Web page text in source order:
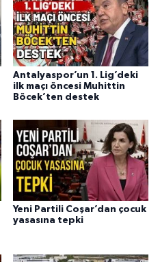
Antalyaspor’un 1. Lig’deki
ilk maçı öncesi Muhittin
Böcek’ten destek
Yeni Partili Coşar’dan çocuk
yasasına tepki